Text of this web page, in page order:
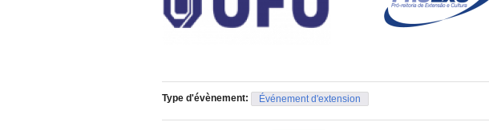
Type d'évènement: Événement d'extension